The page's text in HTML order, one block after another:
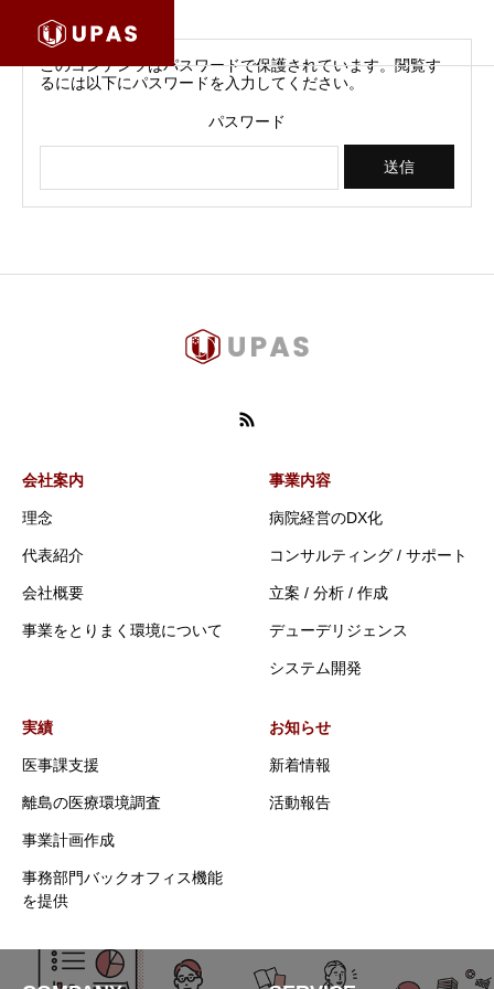
このコンテンツはパスワードで保護されています。閲覧す
るには以下にパスワードを入力してください。
パスワード
会社案内
理念
代表紹介
会社概要
事業をとりまく環境について
事業内容
病院経営のDX化
コンサルティング / サポート
立案 / 分析 / 作成
デューデリジェンス
システム開発
実績
医事課支援
離島の医療環境調査
事業計画作成
事務部門バックオフィス機能
を提供
お知らせ
新着情報
活動報告